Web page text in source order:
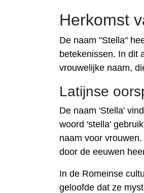
Herkomst
De naam "Stella"
betekenissen. In dit
vrouwelijke naam,
Latijnse
De naam 'Stella'
woord 'stella'
naam voor
door de eeuwen
In de Romeinse
geloofde dat ze